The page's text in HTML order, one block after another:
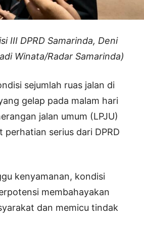
III DPRD Samarinda, Deni
Winata/Radar Samarinda)
sejumlah ruas jalan di
gelap pada malam hari
jalan umum (LPJU)
perhatian serius dari DPRD
kenyamanan, kondisi
membahayakan
dan memicu tindak